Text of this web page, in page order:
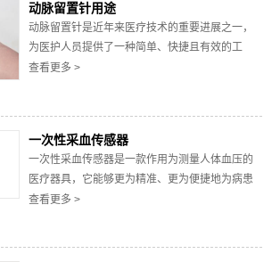
用高压注射器针筒涉及多个环节，包括原材料采
购、注...
动脉留置针用途
动脉留置针是近年来医疗技术的重要进展之一，
为医护人员提供了一种简单、快捷且有效的工
具，用于治疗和监测多种疾病。动脉留置针的出
留置针可以直接插入动脉血管，准确测量血压，
相比传统...
查看更多 >
一次性采血传感器
一次性采血传感器是一款作用为测量人体血压的
医疗器具，它能够更为精准、更为便捷地为病患
测量他们的血压情况，采血传感器对于监测病患
查看更多 >